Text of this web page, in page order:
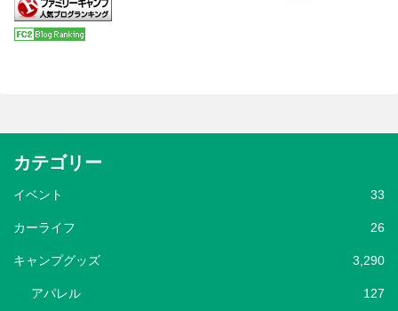
カテゴリー
イベント 33
カーライフ 26
キャンプグッズ 3,290
アパレル 127